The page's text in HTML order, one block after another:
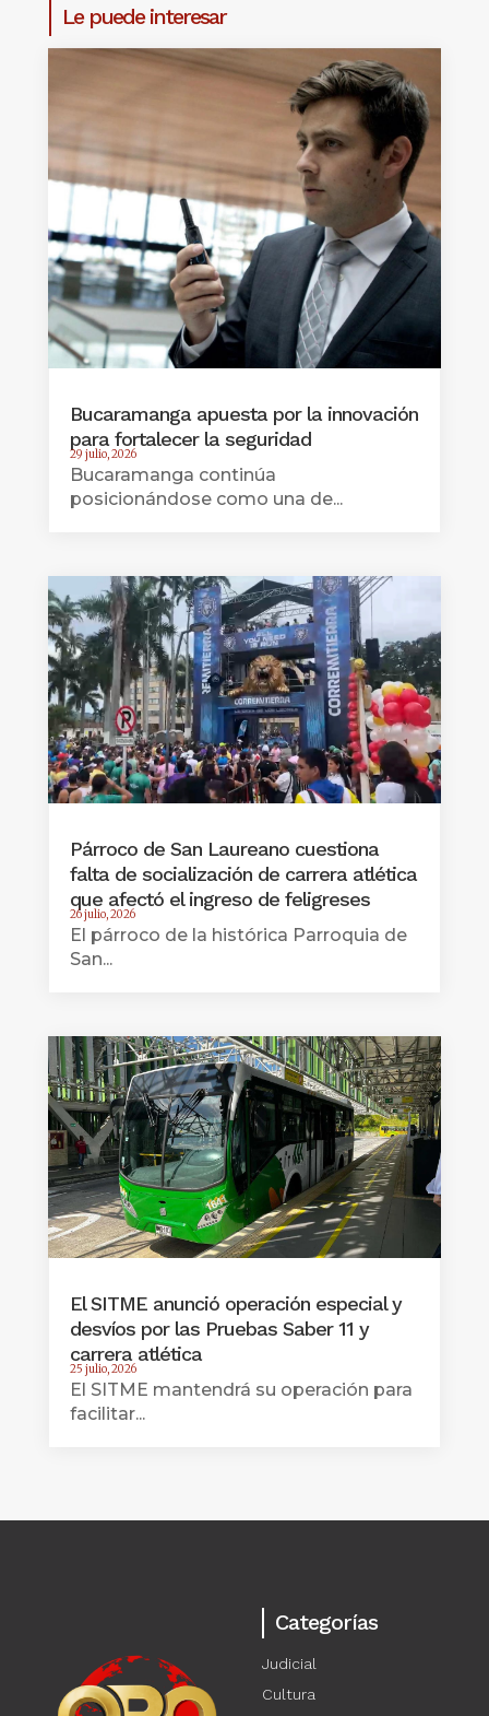
Le puede interesar
Bucaramanga apuesta por la innovación
para fortalecer la seguridad
29 julio, 2026
Bucaramanga continúa
posicionándose como una de...
Párroco de San Laureano cuestiona
falta de socialización de carrera atlética
que afectó el ingreso de feligreses
26 julio, 2026
El párroco de la histórica Parroquia de
San...
El SITME anunció operación especial y
desvíos por las Pruebas Saber 11 y
carrera atlética
25 julio, 2026
El SITME mantendrá su operación para
facilitar...
Categorías
Judicial
Cultura